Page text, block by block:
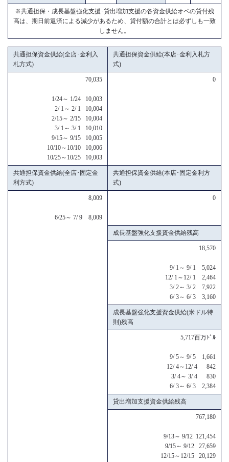
※共通担保・成長基盤強化支援･貸出増加支援の各資金供給オペの貸付残
高は、期日前返済による減少があるため、貸付額の合計とは必ずしも一致
しません。
共通担保資金供給(全店･金利入
札方式)
共通担保資金供給(本店･金利入札方
式)
70,035
1/24～ 1/24 10,003
2/ 1～ 2/ 1 10,004
2/15～ 2/15 10,004
3/ 1～ 3/ 1 10,010
9/15～ 9/15 10,005
10/10～10/10 10,006
10/25～10/25 10,003
0
共通担保資金供給(全店･固定金
利方式)
共通担保資金供給(本店･固定金利方
式)
8,009
6/25～ 7/ 9 8,009
0
成長基盤強化支援資金供給残高
18,570
9/ 1～ 9/ 1 5,024
12/ 1～12/ 1 2,464
3/ 2～ 3/ 2 7,922
6/ 3～ 6/ 3 3,160
成長基盤強化支援資金供給(米ドル特
則)残高
5,717百万ﾄﾞﾙ
9/ 5～ 9/ 5 1,661
12/ 4～12/ 4 842
3/ 4～ 3/ 4 830
6/ 3～ 6/ 3 2,384
貸出増加支援資金供給残高
767,180
9/13～ 9/12 121,454
9/15～ 9/12 27,659
12/15～12/15 20,129